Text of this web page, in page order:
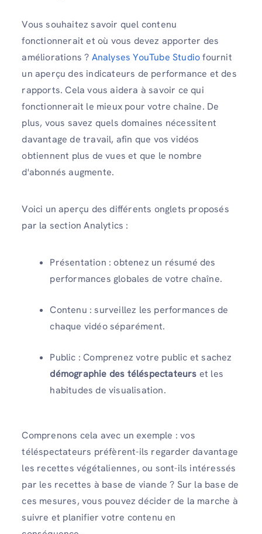
Vous souhaitez savoir quel contenu
fonctionnerait et où vous devez apporter des
améliorations ? Analyses YouTube Studiofournit
un aperçu des indicateurs de performance et des
rapports. Cela vous aidera à savoir ce qui
fonctionnerait le mieux pour votre chaîne. De
plus, vous savez quels domaines nécessitent
davantage de travail, afin que vos vidéos
obtiennent plus de vues et que le nombre
d'abonnés augmente.
Voici un aperçu des différents onglets proposés
par la section Analytics :
Présentation : obtenez un résumé des
performances globales de votre chaîne.
Contenu : surveillez les performances de
chaque vidéo séparément.
Public : Comprenez votre public et sachez
démographie des téléspectateurs et les
habitudes de visualisation.
Comprenons cela avec un exemple : vos
téléspectateurs préfèrent-ils regarder davantage
les recettes végétaliennes, ou sont-ils intéressés
par les recettes à base de viande ? Sur la base de
ces mesures, vous pouvez décider de la marche à
suivre et planifier votre contenu en